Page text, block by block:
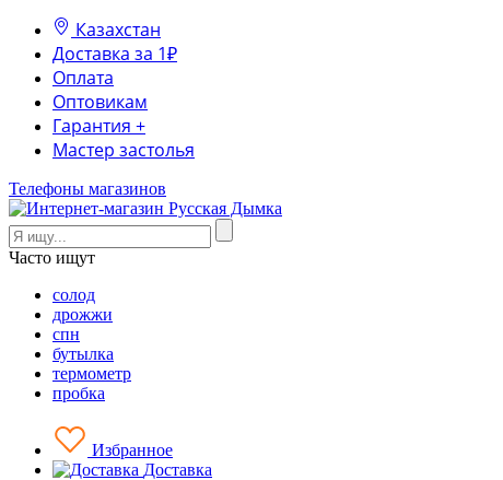
Казахстан
Доставка за 1₽
Оплата
Оптовикам
Гарантия +
Мастер застолья
Телефоны магазинов
Часто ищут
солод
дрожжи
спн
бутылка
термометр
пробка
Избранное
Доставка